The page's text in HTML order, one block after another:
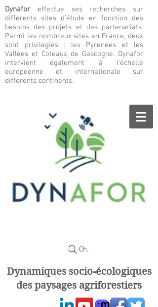
Dynafor effectue ses recherches sur
différents sites d’étude en fonction des
besoins des projets et des partenariats.
Parmi les nombreux sites en France, deux
sont privilégiés : les Pyrénées et les
Vallées et Coteaux de Gascogne. Dynafor
intervient également à l’échelle
européenne et internationale sur
différents continents.
Chercher
Dynamiques socio-écologiques
des paysages agriforestiers